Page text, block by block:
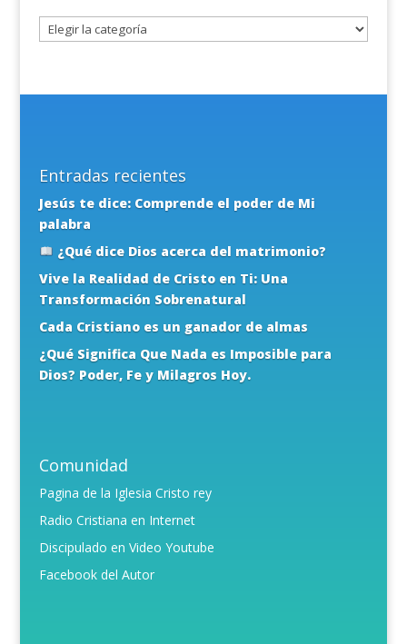
Entradas recientes
Jesús te dice: Comprende el poder de Mi
palabra
¿Qué dice Dios acerca del matrimonio?
Vive la Realidad de Cristo en Ti: Una
Transformación Sobrenatural
Cada Cristiano es un ganador de almas
¿Qué Significa Que Nada es Imposible para
Dios? Poder, Fe y Milagros Hoy.
Comunidad
Pagina de la Iglesia Cristo rey
Radio Cristiana en Internet
Discipulado en Video Youtube
Facebook del Autor